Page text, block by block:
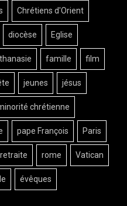
Chrétiens d'Orient
diocèse Eglise
famille film
jeunes jésus
chrétienne
pape François Paris
retraite rome Vatican
évêques